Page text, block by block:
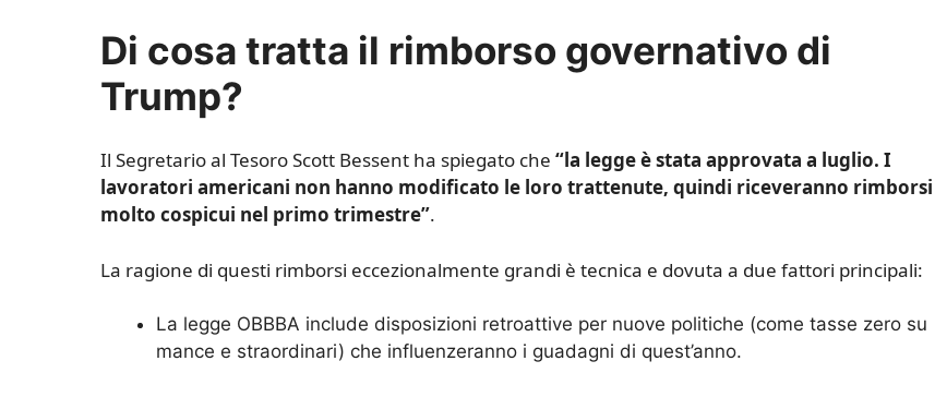
Di cosa tratta il rimborso governativo di
Trump?
Il Segretario al Tesoro Scott Bessent ha spiegato che “la legge è stata approvata a luglio. I
lavoratori americani non hanno modificato le loro trattenute, quindi riceveranno rimborsi
molto cospicui nel primo trimestre”.
La ragione di questi rimborsi eccezionalmente grandi è tecnica e dovuta a due fattori principali:
La legge OBBBA include disposizioni retroattive per nuove politiche (come tasse zero su
mance e straordinari) che influenzeranno i guadagni di quest’anno.